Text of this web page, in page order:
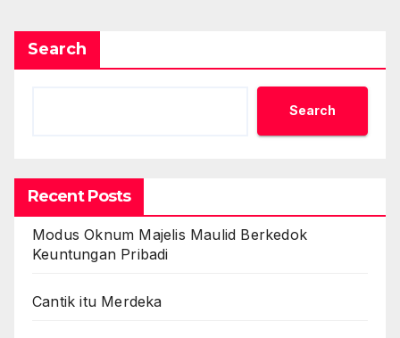
Search
Search
Recent Posts
Modus Oknum Majelis Maulid Berkedok
Keuntungan Pribadi
Cantik itu Merdeka